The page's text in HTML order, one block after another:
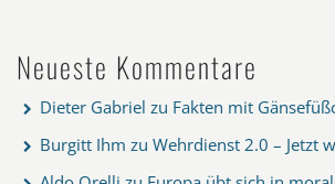
Neueste Kommentare
Dieter Gabriel zu Fakten mit
Burgitt Ihm zu Wehrdienst 2.0 – Jetzt